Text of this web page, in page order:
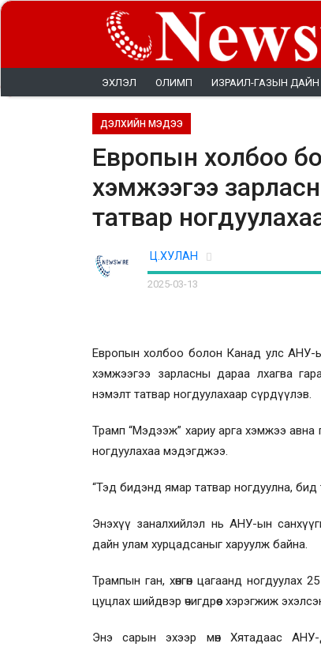
ЭХЛЭЛ ОЛИМП ИЗРАИЛ-ГАЗЫН ДАЙН
ДЭЛХИЙН МЭДЭЭ
Европын холбоо
хэмжээгээ
татвар
Ц.ХУЛАН
2025-03-13
Европын холбоо болон Канад улс АНУ-
хэмжээгээ зарласны дараа лхагва
нэмэлт татвар ногдуулахаар сүрдүүлэв.
Трамп“Мэдээж” хариу арга хэмжээ
ногдуулахаа мэдэгджээ.
“Тэд бидэнд ямар татвар ногдуулна,
Энэхүү заналхийлэл нь АНУ-ын
дайн улам хурцадсаныг харуулж байна.
Трампын ган, хөнгөн цагаанд ногдуулах
цуцлах шийдвэр өчигдрөөс хэрэгжиж
Энэ сарын эхээр мөн Хятадаас АНУ-